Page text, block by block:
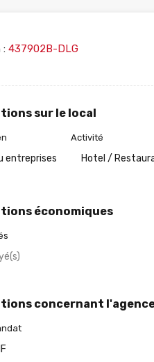
: 437902B-DLG
sur le local
entreprises
Activité
Hotel /
économiques
concernant